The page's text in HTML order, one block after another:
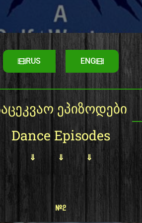
RUS ENG
ეპიზოდები
Dance Episodes
⇓ ⇓ ⇓
#2